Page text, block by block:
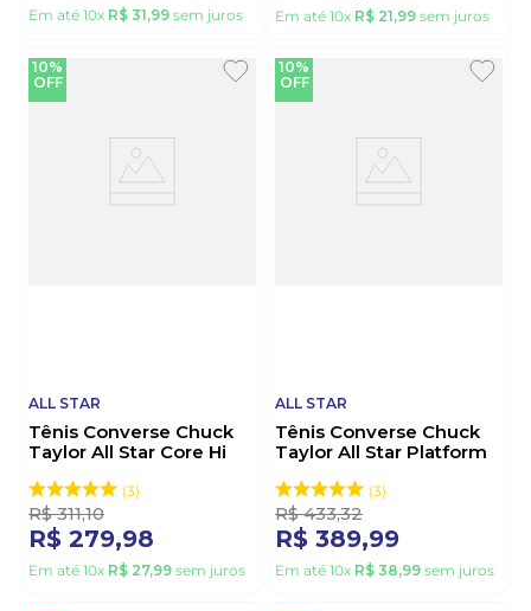
Em até 10x R$ 31,99 sem juros Em até 10x R$ 21,99 sem juros
10%
OFF
ALL STAR
Tênis Converse Chuck
Taylor All Star Core Hi
Preto
3
R$ 311,10
R$ 279,98
Em até 10x R$ 27,99 sem juros
10%
OFF
ALL STAR
Tênis Converse Chuck
Taylor All Star Platform
CT09830001
3
R$ 433,32
R$ 389,99
Em até 10x R$ 38,99 sem juros